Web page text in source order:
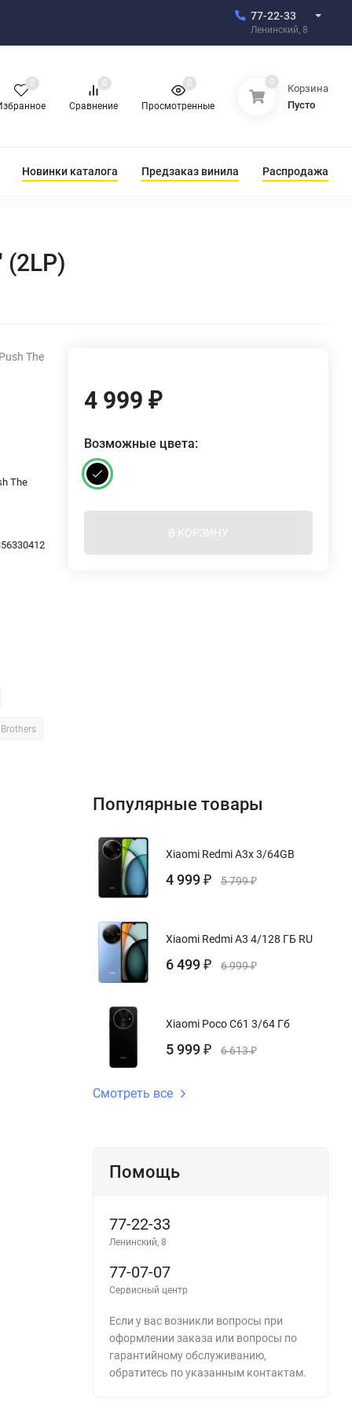
77-22-33
Ленинский, 8
0
Сравнение
0
Просмотренные
0 0
Корзина
Пусто
Новинки каталога Предзаказ винила Распродажа
(2LP)
The
The
4 999₽
Возможные цвета:
В КОРЗИНУ
Популярные товары
Xiaomi Redmi A3x 3/64GB
4 999 ₽ 5 799₽
Xiaomi Redmi A3 4/128 ГБ RU
6 499 ₽ 6 999₽
Xiaomi Poco C61 3/64 Гб
5 999 ₽ 6 613₽
Смотреть все
Помощь
77-22-33
Ленинский, 8
77-07-07
Сервисный центр
Если у вас возникли вопросы при
оформлении заказа или вопросы по
гарантийному обслуживанию,
обратитесь по указанным контактам.